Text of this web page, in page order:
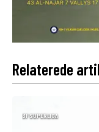
Relaterede
3F SUPERLIGA